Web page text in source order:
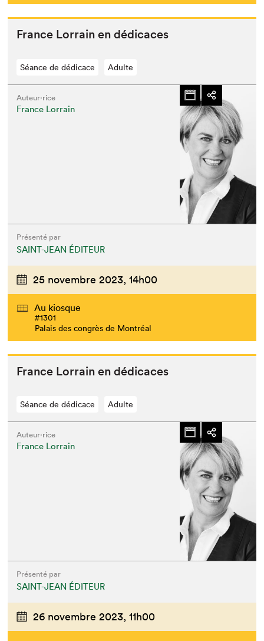
France Lor­rain en dédicaces
Séance de dédicace Adulte
Auteur·rice
France Lorrain
Présenté par
SAINT-JEAN ÉDITEUR
25 novembre 2023, 14h00
Au kiosque
#1301
Palais des congrès de Montréal
France Lor­rain en dédicaces
Séance de dédicace Adulte
Auteur·rice
France Lorrain
Présenté par
SAINT-JEAN ÉDITEUR
26 novembre 2023, 11h00